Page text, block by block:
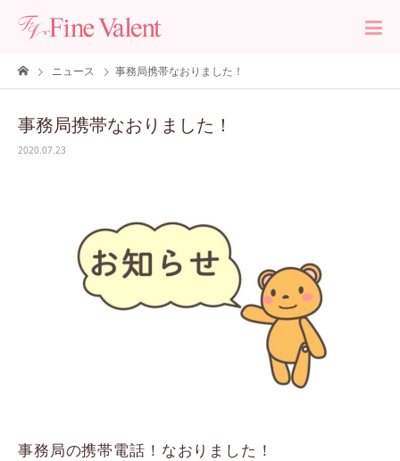
ニュース 事務局携帯なおりました！
事務局携帯なおりました！
2020.07.23
事務局の携帯電話！なおりました！